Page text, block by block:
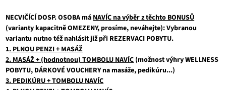
NECVIČÍCÍ DOSP. OSOBA máNAVÍC na výběr z těchto BONUSŮ
(varianty kapacitně OMEZENY, prosíme, neváhejte):Vybranou
variantu nutno též nahlásit již při REZERVACI POBYTU.
1. PLNOU PENZI + MASÁŽ
2. MASÁŽ + (hodnotnou) TOMBOLU NAVÍC(možnost výhry WELLNESS
POBYTU, DÁRKOVÉVOUCHERY na masáže, pedikúru...)
3. PEDIKÚRU + TOMBOLU NAVÍC